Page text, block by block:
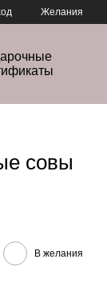
Желания
совы
В желания